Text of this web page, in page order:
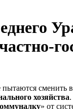
сменить
хозяйства
» от